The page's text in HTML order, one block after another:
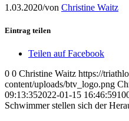
1.03.2020/von Christine Waitz
Eintrag teilen
Teilen auf Facebook
0 0 Christine Waitz https://
content/uploads/btv_logo.png
09:13:352022-01-15 16:46:59
Schwimmer stellen sich der